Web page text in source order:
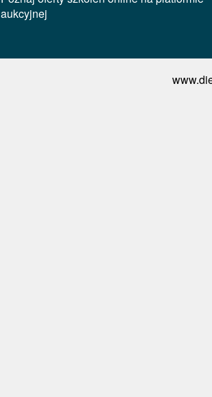
aukcyjnej